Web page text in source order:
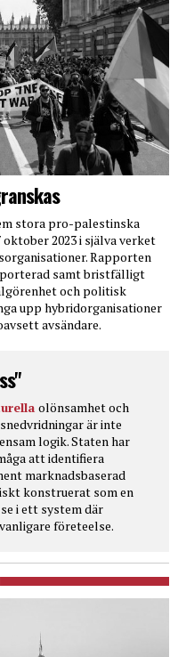
stora pro-palestinska
2023 i själva verket
Rapporten
samt bristfälligt
och politisk
upp hybridorganisationer
avsändare.
olönsamhet och
är inte
logik. Staten har
att identifiera
marknadsbaserad
konstruerat som en
i ett system där
företeelse.